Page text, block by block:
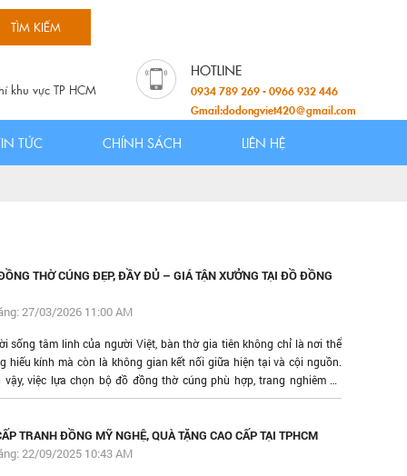
khu vực TP HCM
0934 789 269 - 0966 932 446
Gmail:dodongviet420@gmail.com
TỨC CHÍNH SÁCH LIÊN HỆ
THỜ CÚNG ĐẸP, ĐẦY ĐỦ – GIÁ TẬN XƯỞNG TẠI ĐỒ ĐỒNG
27/03/2026 11:00 AM
sống tâm linh của người Việt, bàn thờ gia tiên không chỉ là nơi thể
hiếu kính mà còn là không gian kết nối giữa hiện tại và cội nguồn.
vậy, việc lựa chọn bộ đồ đồng thờ cúng phù hợp, trang nghiêm và
luôn được nhiều gia đình đặc biệt quan tâm. Giữa vô vàn lựa chọn
mà giá cả hợp lý? Câu trả lời chính là Đồ Đồng Việt – đơn vị
xuất và phân phối đồ thờ bằng đồng cao cấp, uy tín hàng đầu
TRANH ĐỒNG MỸ NGHỆ, QUÀ TẶNG CAO CẤP TẠI TPHCM
22/09/2025 10:43 AM